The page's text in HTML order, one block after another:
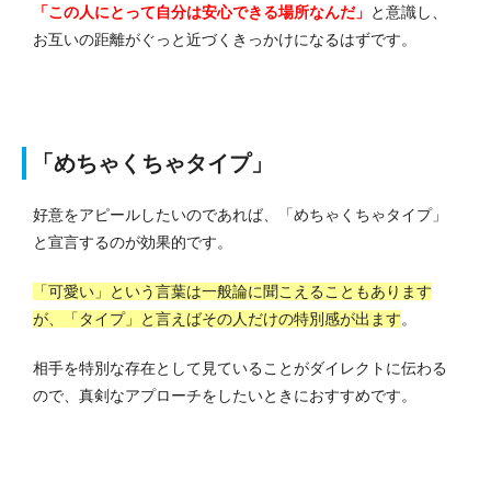
「この人にとって自分は安心できる場所なんだ」 と意識し、
お互いの距離がぐっと近づくきっかけになるはずです。
「めちゃくちゃタイプ」
好意をアピールしたいのであれば、「めちゃくちゃタイプ」
と宣言するのが効果的です。
「可愛い」という言葉は一般論に聞こえることもあります
が、「タイプ」と言えばその人だけの特別感が出ます。
相手を特別な存在として見ていることがダイレクトに伝わる
ので、真剣なアプローチをしたいときにおすすめです。